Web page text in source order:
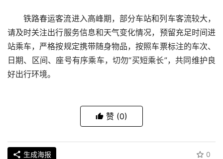
铁路春运客流进入高峰期，部分车站和列车客流较大，
请及时关注出行服务信息和天气变化情况，预留充足时间进
站乘车，严格按规定携带随身物品，按照车票标注的车次、
日期、区间、座号有序乘车，切勿“买短乘长”，共同维护良
好出行环境。
赞 (0)
生成海报 0